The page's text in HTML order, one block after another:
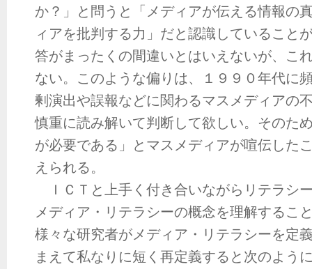
か？」と問うと「メディアが伝える情報の
ィアを批判する力」だと認識していること
答がまったくの間違いとはいえないが、こ
ない。このような偏りは、１９９０年代に
剰演出や誤報などに関わるマスメディアの
慎重に読み解いて判断して欲しい。そのた
が必要である」とマスメディアが喧伝した
えられる。
ＩＣＴと上手く付き合いながらリテラシ
メディア・リテラシーの概念を理解するこ
様々な研究者がメディア・リテラシーを定
まえて私なりに短く再定義すると次のよう